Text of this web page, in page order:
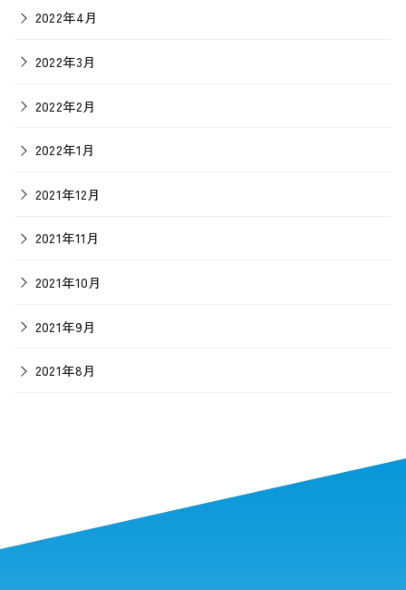
2022年4月
2022年3月
2022年2月
2022年1月
2021年12月
2021年11月
2021年10月
2021年9月
2021年8月